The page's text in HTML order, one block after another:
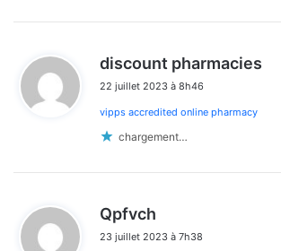
discount pharmacies
22 juillet 2023 à 8h46
vipps accredited online pharmacy
chargement…
Qpfvch
t
23 juillet 2023 à 7h38